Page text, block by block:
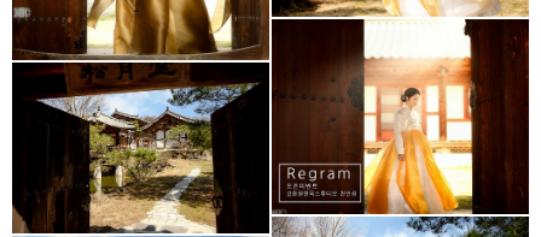
설화원의 인스타 리그램
이벤트
설화원의 봄